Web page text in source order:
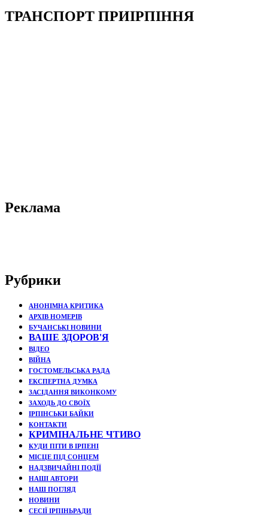
ТРАНСПОРТ ПРИІРПІННЯ
Реклама
Рубрики
АНОНІМНА КРИТИКА
АРХІВ НОМЕРІВ
БУЧАНСЬКІ НОВИНИ
ВАШЕ ЗДОРОВ'Я
ВІДЕО
ВІЙНА
ГОСТОМЕЛЬСЬКА РАДА
ЕКСПЕРТНА ДУМКА
ЗАСІДАННЯ ВИКОНКОМУ
ЗАХОДЬ ДО СВОЇХ
ІРПІНСЬКИ БАЙКИ
КОНТАКТИ
КРИМІНАЛЬНЕ ЧТИВО
КУДИ ПІТИ В ІРПЕНІ
МІСЦЕ ПІД СОНЦЕМ
НАДЗВИЧАЙНІ ПОДЇЇ
НАШІ АВТОРИ
НАШ ПОГЛЯД
НОВИНИ
СЕСІЇ ІРПІНЬРАДИ